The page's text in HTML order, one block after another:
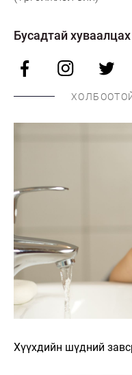
Бусадтай хуваалцах
Хүүхдийн шүдний